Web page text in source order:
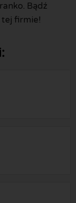
Bądź
tej firmie!